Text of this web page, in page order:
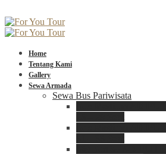
Home
Tentang Kami
Gallery
Sewa Armada
Sewa Bus Pariwisata